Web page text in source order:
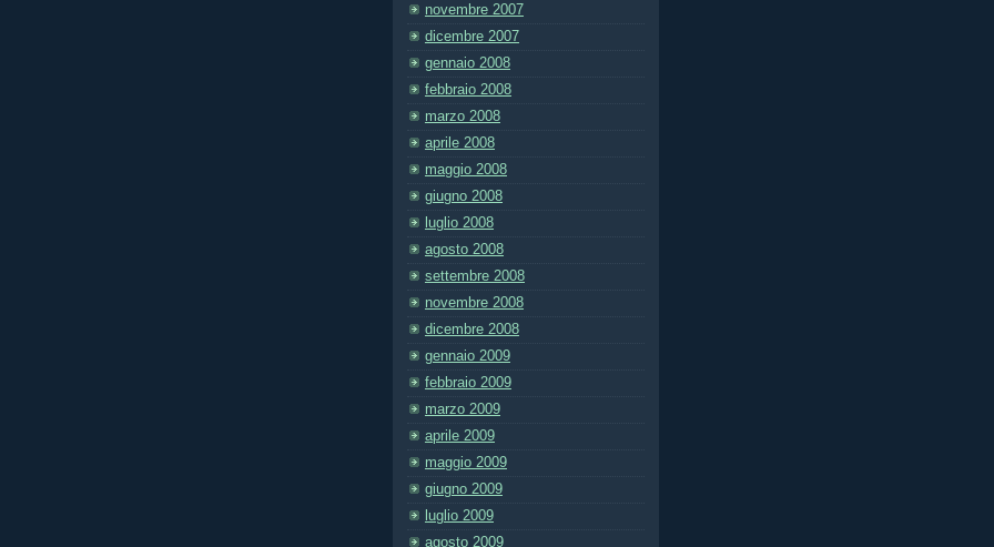
novembre 2007
dicembre 2007
gennaio 2008
febbraio 2008
marzo 2008
aprile 2008
maggio 2008
giugno 2008
luglio 2008
agosto 2008
settembre 2008
novembre 2008
dicembre 2008
gennaio 2009
febbraio 2009
marzo 2009
aprile 2009
maggio 2009
giugno 2009
luglio 2009
agosto 2009